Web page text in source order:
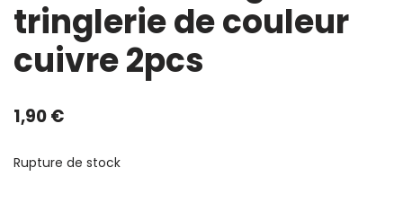
tringlerie de couleur
cuivre 2pcs
1,90€
Rupture de stock